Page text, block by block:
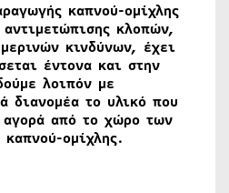
καπνού-ομίχλης
κλοπών,
κινδύνων, έχει
έντονα και στην
λοιπόν με
διανομέα το υλικό που
αγορά από το χώρο των
ομίχλης.